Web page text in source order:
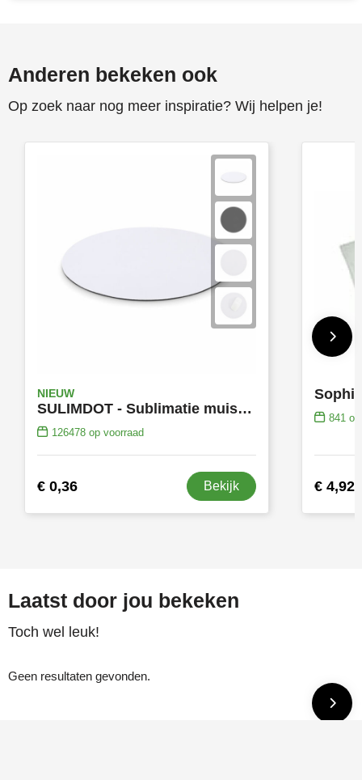
Victorinox
Vinga
Waterman
Anderen bekeken ook
Op zoek naar nog meer inspiratie? Wij helpen je!
NIEUW
SULIMDOT - Sublimatie muismat rond
126478op voorraad
€ 0,36 Bekijk
841op
€ 4,92
Laatst door jou bekeken
Toch wel leuk!
Geen resultaten gevonden.